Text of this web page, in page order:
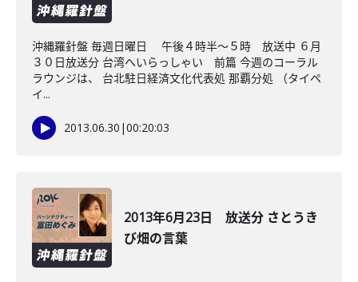
沖縄羅針盤 毎週日曜日 午後４時半～５時 放送中 ６月
３０日放送分 台湾へいらっしゃい 前篇 今週のコーラル
ラウンジは、 台北駐日経済文化代表処 那覇分処 （タイペ
イ...
2013.06.30 |00:20:03
2013年6月23日 放送分 さとうき
び畑の言葉